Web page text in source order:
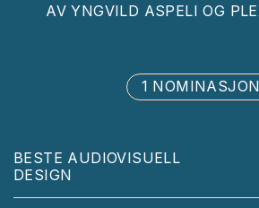
AVYNGVILD ASPELI OG
1 NOMINASJON
BESTE AUDIOVISUELL
DESIGN